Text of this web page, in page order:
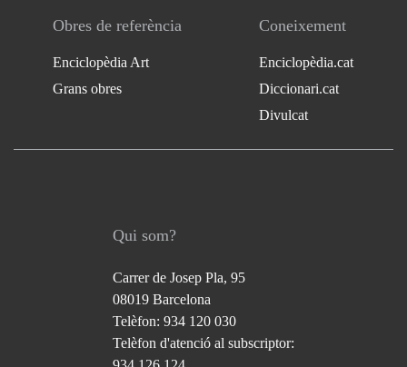
Obres de referència
Enciclopèdia Art
Grans obres
Coneixement
Enciclopèdia.cat
Diccionari.cat
Divulcat
Qui som?
Carrer de Josep Pla, 95
08019 Barcelona
Telèfon: 934 120 030
Telèfon d'atenció al subscriptor: